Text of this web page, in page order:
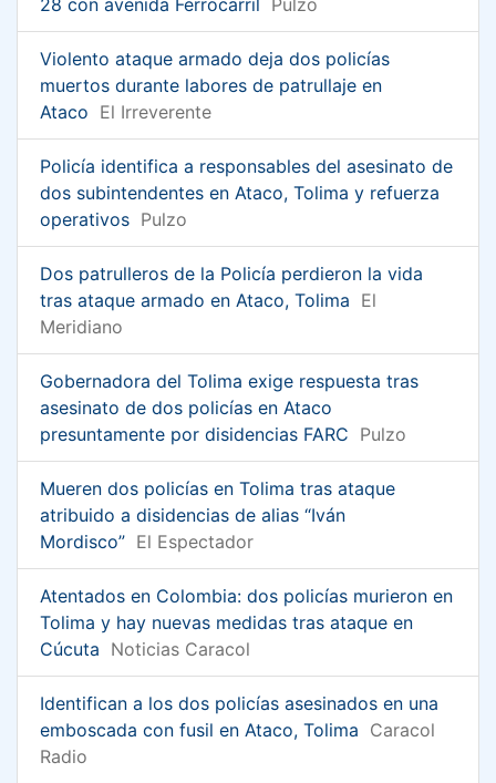
Violento ataque armado deja dos policías
muertos durante labores de patrullaje en
Ataco El Irreverente
Policía identifica a responsables del asesinato de
dos subintendentes en Ataco, Tolima y refuerza
operativos Pulzo
Dos patrulleros de la Policía perdieron la vida
tras ataque armado en Ataco, Tolima El
Meridiano
Gobernadora del Tolima exige respuesta tras
asesinato de dos policías en Ataco
presuntamente por disidencias FARC Pulzo
Mueren dos policías en Tolima tras ataque
atribuido a disidencias de alias “Iván
Mordisco” El Espectador
Atentados en Colombia: dos policías murieron en
Tolima y hay nuevas medidas tras ataque en
Cúcuta Noticias Caracol
Identifican a los dos policías asesinados en una
emboscada con fusil en Ataco, Tolima Caracol
Radio